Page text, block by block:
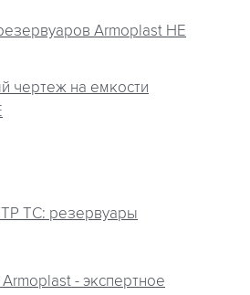
Armoplast HE
чертеж на емкости
ТС: резервуары
- экспертное